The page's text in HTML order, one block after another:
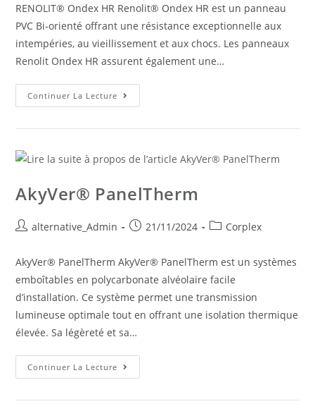
RENOLIT® Ondex HR Renolit® Ondex HR est un panneau
PVC Bi-orienté offrant une résistance exceptionnelle aux
intempéries, au vieillissement et aux chocs. Les panneaux
Renolit Ondex HR assurent également une…
Continuer La Lecture
AkyVer® PanelTherm
alternative_Admin 21/11/2024 Corplex
AkyVer® PanelTherm AkyVer® PanelTherm est un systèmes
emboîtables en polycarbonate alvéolaire facile
d’installation. Ce système permet une transmission
lumineuse optimale tout en offrant une isolation thermique
élevée. Sa légèreté et sa…
Continuer La Lecture